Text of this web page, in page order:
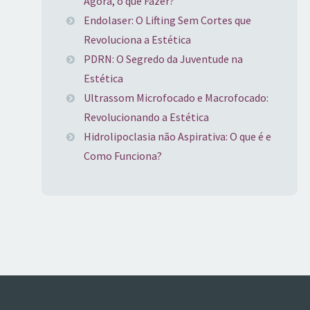
Endolaser: O Lifting Sem Cortes que
Revoluciona a Estética
PDRN: O Segredo da Juventude na
Estética
Ultrassom Microfocado e Macrofocado:
Revolucionando a Estética
Hidrolipoclasia não Aspirativa: O que é e
Como Funciona?